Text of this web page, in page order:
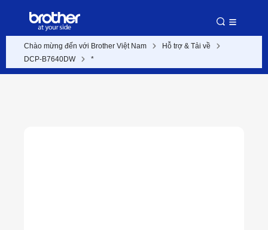
Chào mừng đến với Brother Việt Nam
Hỗ trợ & Tải về
DCP-B7640DW
*